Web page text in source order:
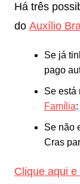
Há três
do Auxílio
Se já
pago
Se está
Família
Se não
Cras
Clique aqui